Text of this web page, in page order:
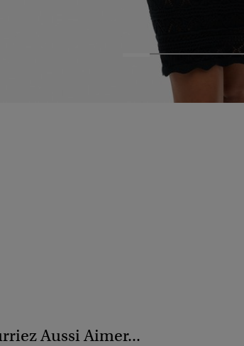
2 4
Aussi Aimer...